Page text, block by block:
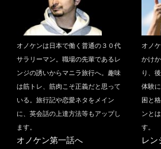
オノケンは日本で働く普通の３０代
サラリーマン。職場の先輩であるレ
ンジの誘いからマニラ旅行へ。趣味
は筋トレ、筋肉こそ正義だと思って
いる。旅行記や恋愛ネタをメイン
に、英会話の上達方法等もアップし
ます。
オノケン第一話へ
オノ
かけ
り、
体験
困と
ンと
す。
レン